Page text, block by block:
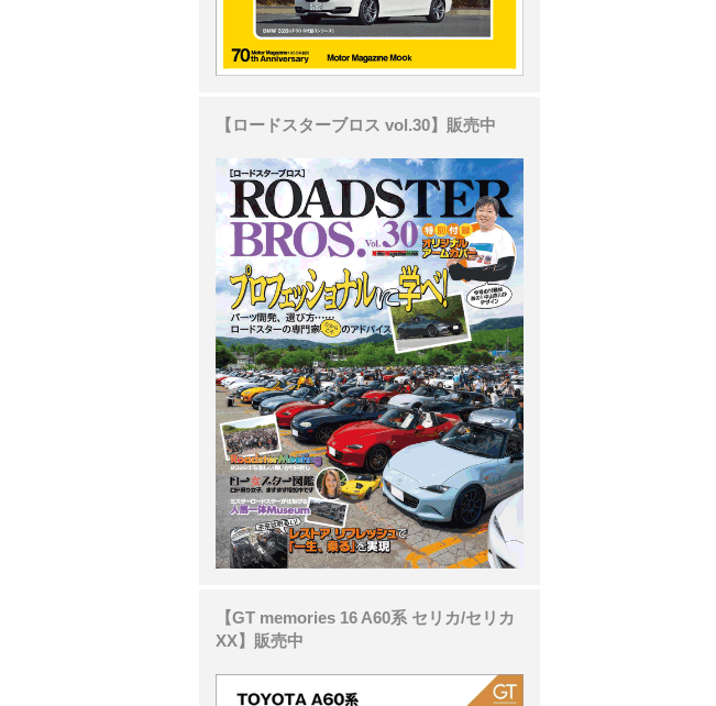
【ロードスターブロス vol.30】販売中
【GT memories 16 A60系 セリカ/セリカ
XX】販売中